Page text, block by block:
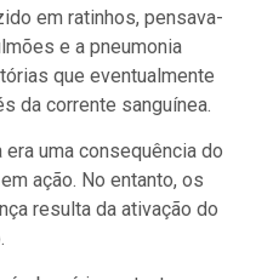
em ratinhos, pensava-
e a pneumonia
que eventualmente
da corrente sanguínea.
uma consequência do
ação. No entanto, os
resulta da ativação do